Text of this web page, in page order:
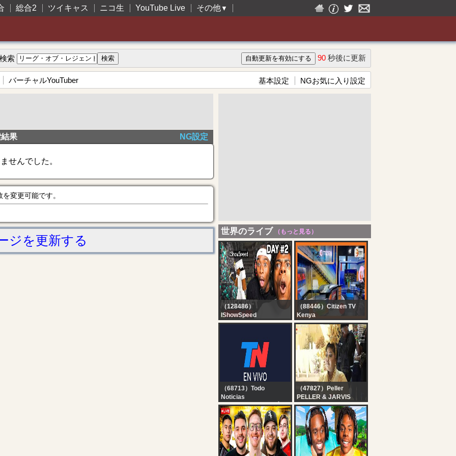
総合2 ツイキャス ニコ生 YouTube Live その他▼
検索 90 秒後に更新
バーチャルYouTuber 基本設定 NGお気に入り設定
果 NG設定
せんでした。
変更可能です。
ジを更新する
世界のライブ （もっと見る）
（128486）
IShowSpeed
MINECRAFT
BOSSES DAY 2 ???‍♂️ft.
KaiCenat
（88446）Citizen TV
Kenya
Citizen TV Live:
（68713）Todo
Noticias
TN EN VIVO - SEGUÍ LA
TRANSMISIÓN EN VIVO
DE TODO NOTICIAS
（47827）Peller
PELLER & JARVIS
WHITE WEDDING